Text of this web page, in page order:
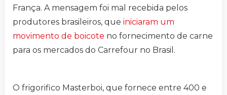
França. A mensagem foi mal recebida pelos
produtores brasileiros, que iniciaram um
movimento de boicote no fornecimento de carne
para os mercados do Carrefour no Brasil.
O frigorifico Masterboi, que fornece entre 400 e